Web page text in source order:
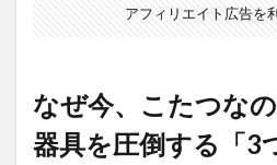
他の
暖房
器具
アフィリエイト広告を
なぜ今、こたつな
器具を圧倒する「3